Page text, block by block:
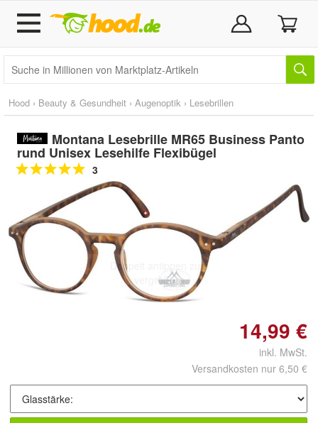
Hood › Beauty & Gesundheit › Augenoptik › Lesebrillen
Montana Lesebrille MR65 Business Panto
rund Unisex Lesehilfe Flexibügel
3
Doppelt antippen zum
vergrößern
14,99 €
inkl. MwSt.
Versandkosten nur 6,50 €